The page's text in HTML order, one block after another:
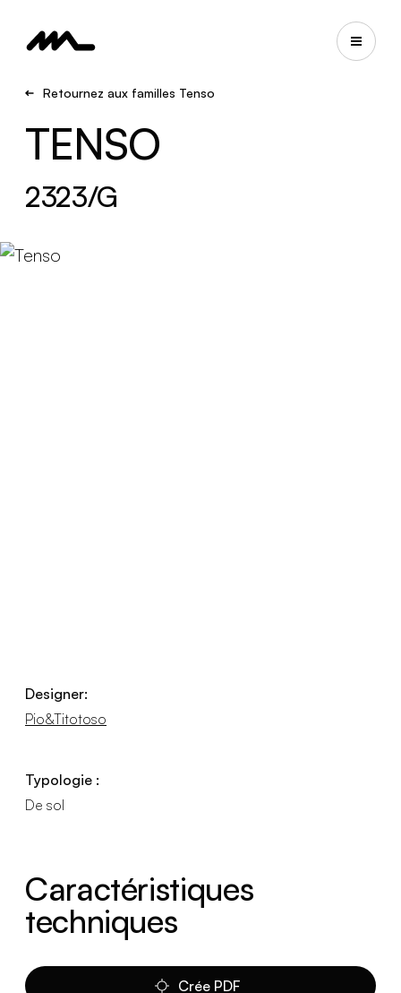
Retournez aux familles Tenso
TENSO
2323/G
Designer:
Pio&Titotoso
Typologie :
De sol
Caractéristiques
techniques
Crée PDF